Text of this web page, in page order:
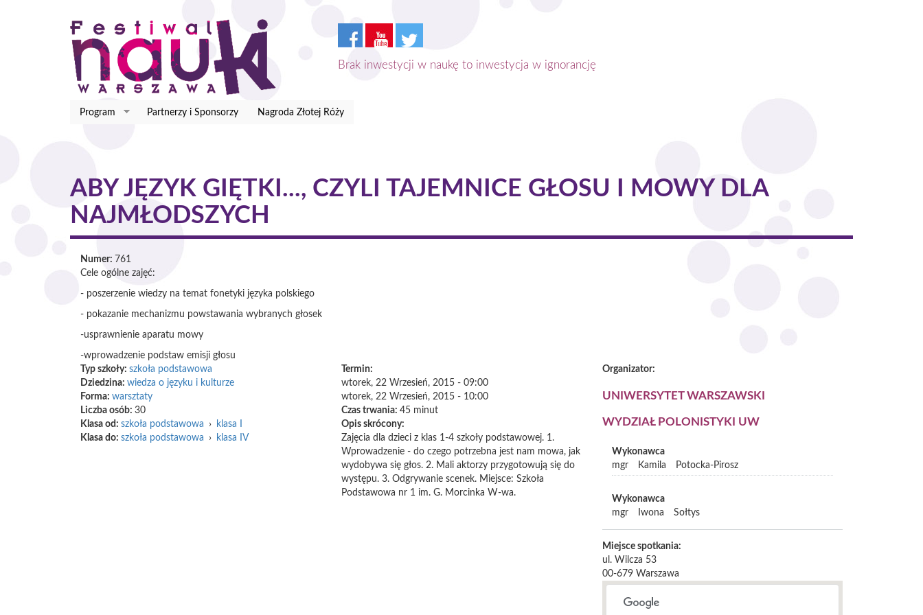
Brak inwestycji w naukę to inwestycja w ignorancję
Program Partnerzy i Sponsorzy Nagroda Złotej Róży
ABY JĘZYK GIĘTKI..., CZYLI TAJEMNICE GŁOSU I MOWY DLA
NAJMŁODSZYCH
Numer: 761
Cele ogólne zajęć:
- poszerzenie wiedzy na temat fonetyki języka polskiego
- pokazanie mechanizmu powstawania wybranych głosek
-usprawnienie aparatu mowy
-wprowadzenie podstaw emisji głosu
Typ szkoły: szkoła podstawowa
Dziedzina: wiedza o języku i kulturze
Forma: warsztaty
Liczba osób: 30
Klasa od: szkoła podstawowa ›
klasa I
Klasa do: szkoła podstawowa › klasa IV
Termin:
wtorek, 22 Wrzesień, 2015 - 09:00
wtorek, 22 Wrzesień, 2015 - 10:00
Czas trwania: 45 minut
Opis skrócony:
Zajęcia dla dzieci z klas 1-4 szkoły podstawowej. 1.
Wprowadzenie - do czego potrzebna jest nam mowa, jak
wydobywa się głos. 2. Mali aktorzy przygotowują się do
występu. 3. Odgrywanie scenek. Miejsce: Szkoła
Podstawowa nr 1 im. G. Morcinka W-wa.
Organizator:
UNIWERSYTET WARSZAWSKI
WYDZIAŁ POLONISTYKI UW
Wykonawca
mgr
Kamila Potocka-Pirosz
Wykonawca
mgr
Iwona Sołtys
Miejsce spotkania:
ul. Wilcza 53
00-679 Warszawa